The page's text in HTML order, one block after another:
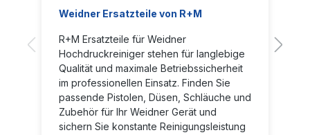
Weidner Ersatzteile von R+M
R+M Ersatzteile für Weidner
Hochdruckreiniger stehen für langlebige
Qualität und maximale Betriebssicherheit
im professionellen Einsatz. Finden Sie
passende Pistolen, Düsen, Schläuche und
Zubehör für Ihr Weidner Gerät und
sichern Sie konstante Reinigungsleistung